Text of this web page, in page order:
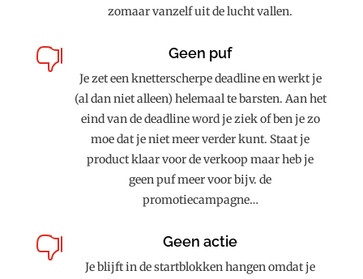
zomaar vanzelf uit de lucht vallen.
 Geen puf
Je zet een knetterscherpe deadline en werkt je
(al dan niet alleen) helemaal te barsten. Aan het
eind van de deadline word je ziek of ben je zo
moe dat je niet meer verder kunt. Staat je
product klaar voor de verkoop maar heb je
geen puf meer voor bijv. de
promotiecampagne…
 Geen actie
Je blijft in de startblokken hangen omdat je